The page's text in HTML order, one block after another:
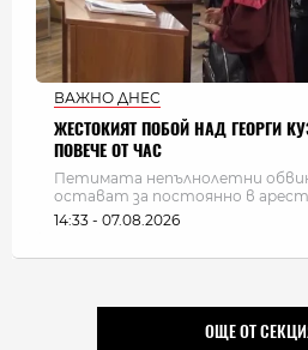
ВАЖНО ДНЕС
ЖЕСТОКИЯТ ПОБОЙ НАД ГЕОРГИ
ПОВЕЧЕ ОТ ЧАС
Петимата непълнолетни
остават за постоянно в
14:33 - 07.08.2026
ОЩЕ ОТ